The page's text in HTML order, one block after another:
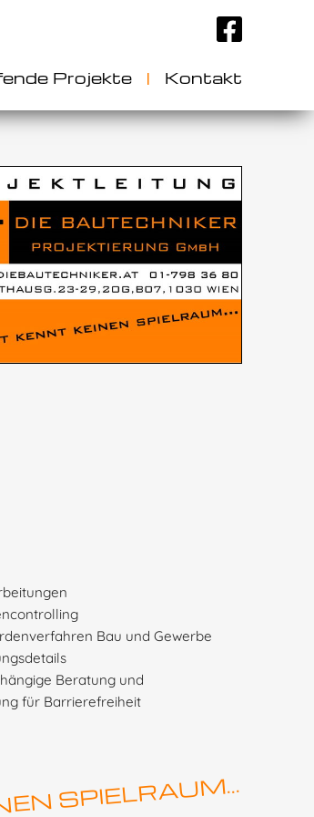
Projekte | Kontakt
Bau und Gewerbe
Beratung und
für Barrierefreiheit